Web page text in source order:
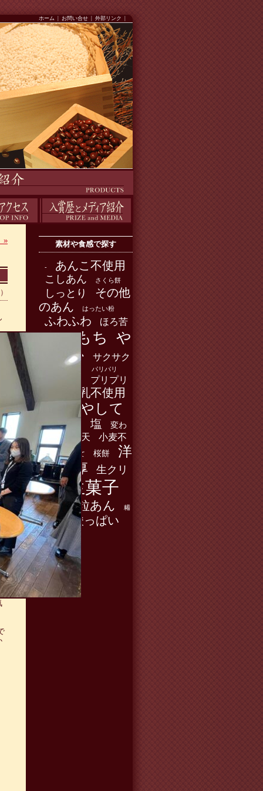
ホーム お問い合せ 外部リンク
素材や食感で探す
- あんこ不使用
こしあん さくら餅
しっとり
その他
のあん
はったい粉
ふわふわ ほろ苦
もちもち
や
わらか
サクサク
パリパリ
プリプリ
乳不使用
冷やして
卵不使用 塩
変わ
りあん
寒天
小麦不
使用
暖めて 桜餅
洋
風 濃厚
生クリ
ーム
生菓子
白あん 粒あん 糒
道明寺 酸っぱい
長命寺
»